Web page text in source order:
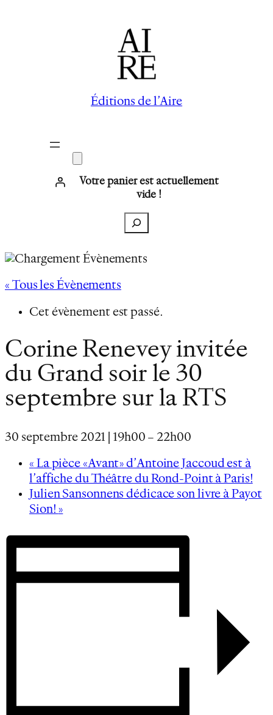
Éditions de l’Aire
Votre panier est actuellement
vide !
Recherche
« Tous les Évènements
Cet évènement est passé.
Corine Renevey invitée
du Grand soir le 30
septembre sur la RTS
30 septembre 2021 | 19h00 – 22h00
« La pièce «Avant» d’Antoine Jaccoud est à
l’affiche du Théâtre du Rond-Point à Paris!
Julien Sansonnens dédicace son livre à Payot
Sion! »